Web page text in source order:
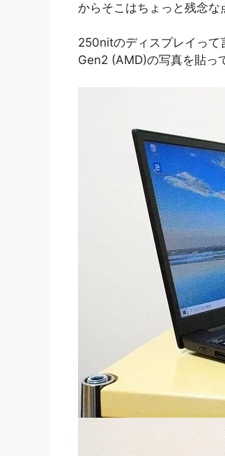
からそこはちょっと残念な
250nitのディスプレイって
Gen2 (AMD)の写真を貼っ